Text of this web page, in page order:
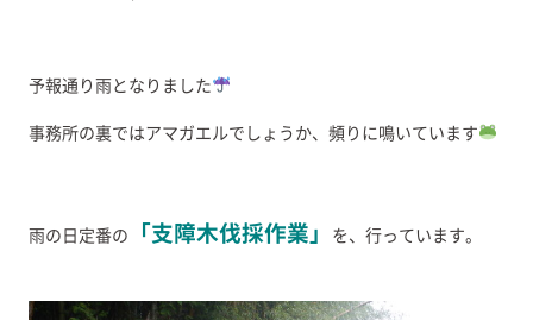
予報通り雨となりました
事務所の裏ではアマガエルでしょうか、頻りに鳴いています
雨の日定番の 「支障木伐採作業」 を、行っています。